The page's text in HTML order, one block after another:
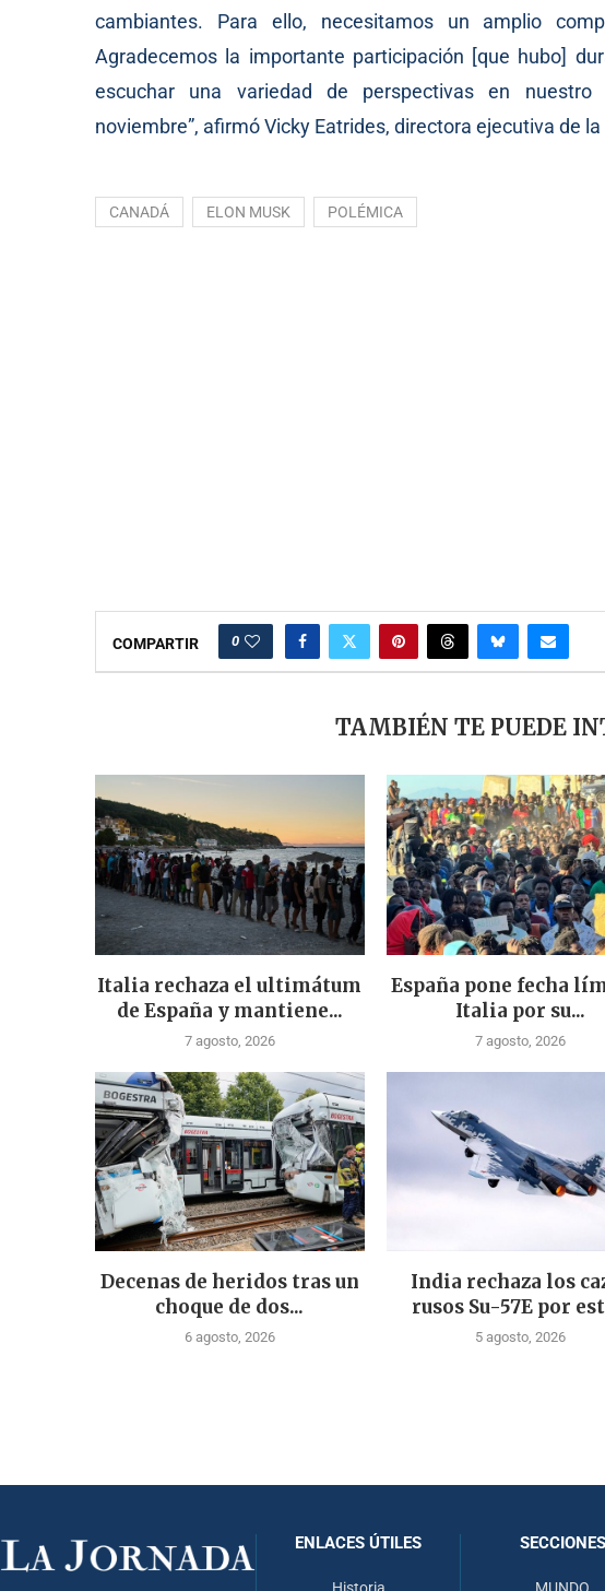
cambiantes. Para ello, necesitamos un amplio
Agradecemos la importante participación [que hubo]
escuchar una variedad de perspectivas en nuestro
noviembre”, afirmó Vicky Eatrides, directora ejecutiva de la
CANADÁ ELON MUSK POLÉMICA
COMPARTIR 0
TAMBIÉN TE PUEDE
Italia rechaza el ultimátum
de España y mantiene...
7 agosto, 2026
España pone fecha
Italia por su...
7 agosto, 2026
Decenas de heridos tras un
choque de dos...
6 agosto, 2026
India rechaza los
rusos Su-57E por
5 agosto, 2026
ENLACES ÚTILES SECCIONES